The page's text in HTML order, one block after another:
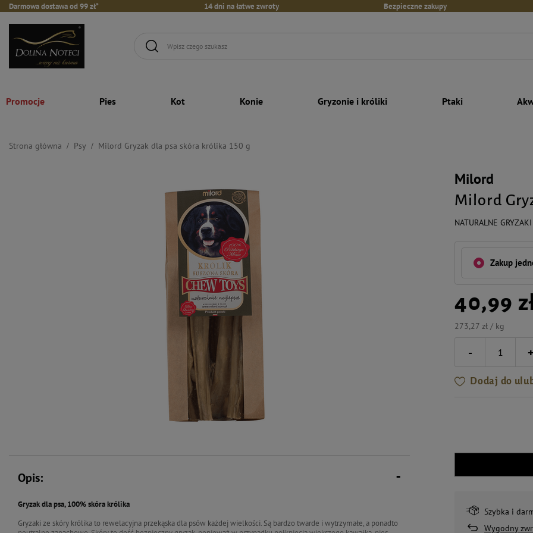
Darmowa dostawa od 99 zł* 14 dni na łatwe zwroty Bezpieczne zakupy
Promocje Pies Kot Konie Gryzonie i króliki Ptaki
Strona główna Psy Milord Gryzak dla psa skóra królika 150 g
Milord
Milord
NATURALNE
Zakup
40,99
273,27 zł / kg
-
Dodaj do
Szybka i
Wygodny
Opis:
Gryzak dla psa, 100% skóra królika
Gryzaki ze skóry królika to rewelacyjna przekąska dla psów każdej wielkości. Są bardzo twarde i wytrzymałe, a ponadto